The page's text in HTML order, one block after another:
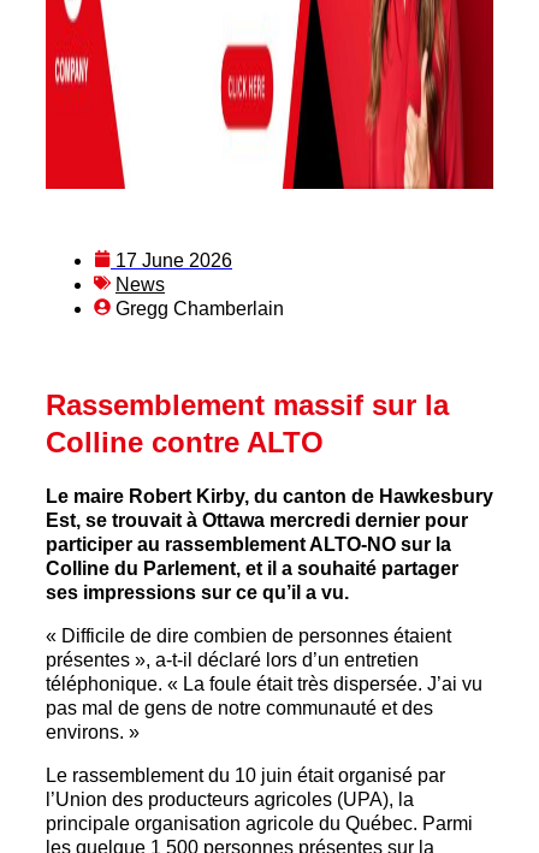
17 June 2026
News
Gregg Chamberlain
Rassemblement massif sur la
Colline contre ALTO
Le maire Robert Kirby, du canton de Hawkesbury
Est, se trouvait à Ottawa mercredi dernier pour
participer au rassemblement ALTO-NO sur la
Colline du Parlement, et il a souhaité partager
ses impressions sur ce qu’il a vu.
« Difficile de dire combien de personnes étaient
présentes », a-t-il déclaré lors d’un entretien
téléphonique. « La foule était très dispersée. J’ai vu
pas mal de gens de notre communauté et des
environs. »
Le rassemblement du 10 juin était organisé par
l’Union des producteurs agricoles (UPA), la
principale organisation agricole du Québec. Parmi
les quelque 1 500 personnes présentes sur la